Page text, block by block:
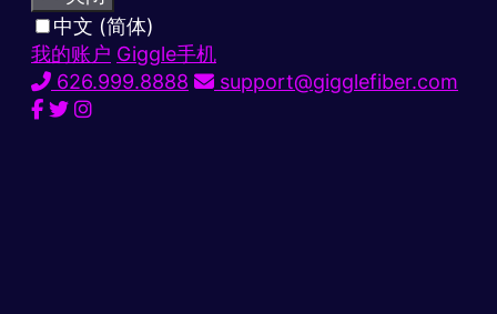
中文 (简体)
我的账户 Giggle手机
626.999.8888
support@gigglefiber.com